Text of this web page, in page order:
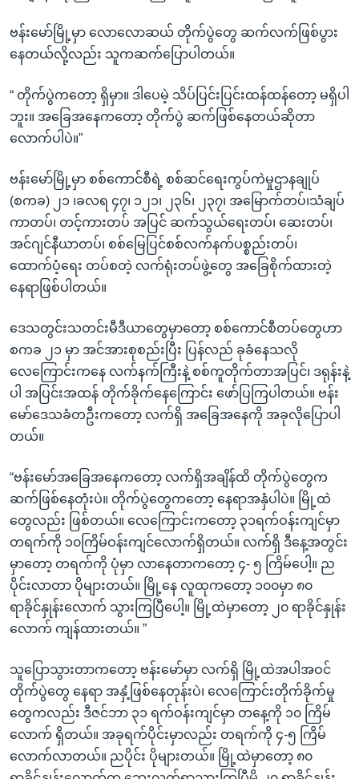
ဗန်းမော်မြို့မှာ လောလောဆယ် တိုက်ပွဲတွေ ဆက်လက်ဖြစ်ပွား
နေတယ်လို့လည်း သူကဆက်ပြောပါတယ်။
“ တိုက်ပွဲကတော့ ရှိမှာ။ ဒါပေမဲ့ သိပ်ပြင်းပြင်းထန်ထန်တော့ မရှိပါ
ဘူး။ အခြေအနေကတော့ တိုက်ပွဲ ဆက်ဖြစ်နေတယ်ဆိုတာ
လောက်ပါပဲ။”
ဗန်းမော်မြို့မှာ စစ်ကောင်စီရဲ့ စစ်ဆင်ရေးကွပ်ကဲမှုဌာနချုပ်
(စကခ) ၂၁ ၊ခလရ ၄၇၊ ၁၂၁၊ ၂၃၆၊ ၂၃၇၊ အမြောက်တပ်၊သံချပ်
ကာတပ်၊ တင့်ကားတပ် အပြင် ဆက်သွယ်ရေးတပ်၊ ဆေးတပ်၊
အင်ဂျင်နီယာတပ်၊ စစ်မြေပြင်စစ်လက်နက်ပစ္စည်းတပ်၊
ထောက်ပံ့ရေး တပ်စတဲ့ လက်ရုံးတပ်ဖွဲ့တွေ အခြေစိုက်ထားတဲ့
နေရာဖြစ်ပါတယ်။
ဒေသတွင်းသတင်းမီဒီယာတွေမှာတော့ စစ်ကောင်စီတပ်တွေဟာ
စကခ ၂၁ မှာ အင်အားစုစည်းပြီး ပြန်လည် ခုခံနေသလို
လေကြောင်းကနေ လက်နက်ကြီးနဲ့ စစ်ကူတိုက်တာအပြင်၊ ဒရုန်းနဲ့
ပါ အပြင်းအထန် တိုက်ခိုက်နေကြောင်း ဖော်ပြကြပါတယ်။ ဗန်း
မော်ဒေသခံတဦးကတော့ လက်ရှိ အခြေအနေကို အခုလိုပြောပါ
တယ်။
“ဗန်းမော်အခြေအနေကတော့ လက်ရှိအချိန်ထိ တိုက်ပွဲတွေက
ဆက်ဖြစ်နေတုံးပဲ။ တိုက်ပွဲတွေကတော့ နေရာအနှံပါပဲ။ မြို့ထဲ
တွေလည်း ဖြစ်တယ်။ လေကြောင်းကတော့ ၃၁ရက်ဝန်းကျင်မှာ
တရက်ကို ၁၀ကြိမ်ဝန်းကျင်လောက်ရှိတယ်။ လက်ရှိ ဒီနေ့အတွင်း
မှာတော့ တရက်ကို ပုံမှာ လာနေတာကတော့ ၄- ၅ ကြိမ်ပေါ့။ ည
ပိုင်းလာတာ ပိုများတယ်။ မြို့နေ လူထုကတော့ ၁၀၀မှာ ၈၀
ရာခိုင်နှုန်းလောက် သွားကြပြီပေါ့။ မြို့ထဲမှာတော့ ၂၀ ရာခိုင်နှုန်း
လောက် ကျန်ထားတယ်။ ”
သူပြောသွားတာကတော့ ဗန်းမော်မှာ လက်ရှိ မြို့ထဲအပါအဝင်
တိုက်ပွဲတွေ နေရာ အနှံ့ဖြစ်နေတုန်းပဲ၊ လေကြောင်းတိုက်ခိုက်မှု
တွေကလည်း ဒီဇင်ဘာ ၃၁ ရက်ဝန်းကျင်မှာ တနေ့ကို ၁၀ ကြိမ်
လောက် ရှိတယ်။ အခုရက်ပိုင်းမှာလည်း တရက်ကို ၄-၅ ကြိမ်
လောက်လာတယ်။ ညပိုင်း ပိုများတယ်။ မြို့ထဲမှာတော့ ၈၀